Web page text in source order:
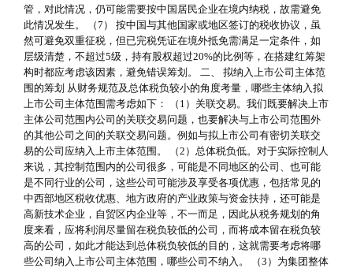
管，对此情况，仍可能需要按中国居民企业在境内纳税，故需避免
此情况发生。 （7） 按中国与其他国家或地区签订的税收协议，虽
然可避免双重征税，但已完税凭证在境外抵免需满足一定条件，如
层级清楚，不超过5级，持有股权超过20%的比例等，在搭建红筹架
构时都应考虑该因素，避免错误筹划。 二、 拟纳入上市公司主体范
围的筹划 从财务规范及总体税负较小的角度考量，哪些主体纳入拟
上市公司主体范围需考虑如下： （1）关联交易。我们既要解决上市
主体公司范围内公司的关联交易问题，也要解决与上市公司范围外
的其他公司之间的关联交易问题。例如与拟上市公司有密切关联交
易的公司应纳入上市主体范围。 （2）总体税负低。对于实际控制人
来说，其控制范围内的公司很多，可能是不同地区的公司、也可能
是不同行业的公司，这些公司可能涉及享受各项优惠，包括常见的
中西部地区税收优惠、地方政府的产业政策与资金扶持，还可能是
高新技术企业，自贸区内企业等，不一而足，因此从税务规划的角
度来看，应将利润尽量留在税负较低的公司，而将成本留在税负较
高的公司，如此才能达到总体税负较低的目的，这就需要考虑将哪
些公司纳入上市公司主体范围，哪些公司不纳入。 （3）为集团整体